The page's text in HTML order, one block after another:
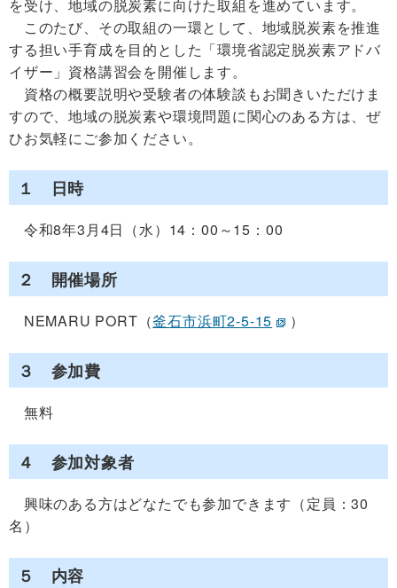
を受け、地域の脱炭素に向けた取組を進めています。
このたび、その取組の一環として、地域脱炭素を推進
する担い手育成を目的とした「環境省認定脱炭素アドバ
イザー」資格講習会を開催します。
資格の概要説明や受験者の体験談もお聞きいただけま
すので、地域の脱炭素や環境問題に関心のある方は、ぜ
ひお気軽にご参加ください。
１ 日時
令和8年3月4日（水）14：00～15：00
２ 開催場所
NEMARU PORT（釜石市浜町2-5-15 ）
３ 参加費
無料
４ 参加対象者
興味のある方はどなたでも参加できます（定員：30
名）
５ 内容